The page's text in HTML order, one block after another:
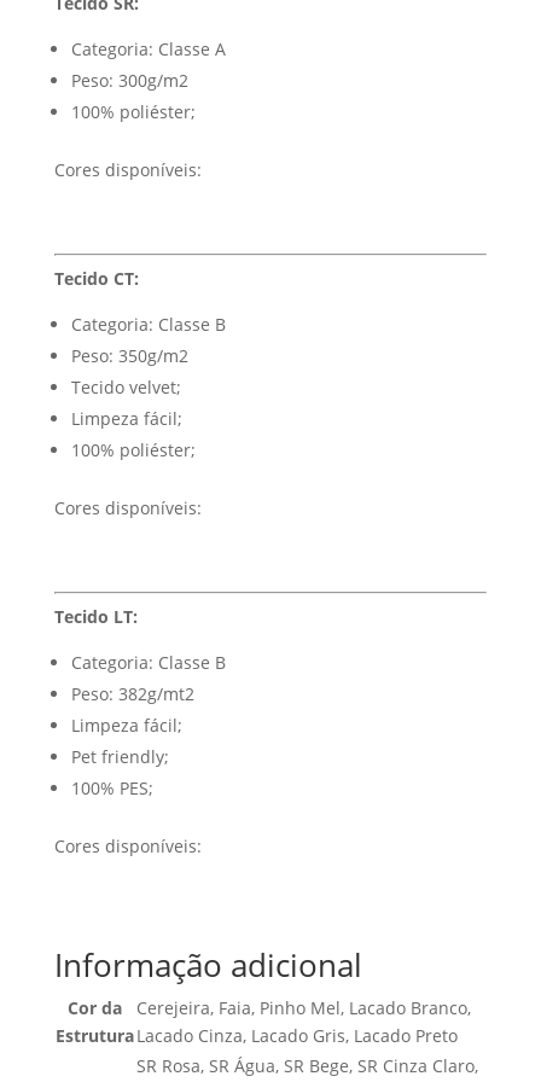
Categoria: Classe A
Peso: 300g/m2
100% poliéster;
Cores disponíveis:
Tecido CT:
Categoria: Classe B
Peso: 350g/m2
Tecido velvet;
Limpeza fácil;
100% poliéster;
Cores disponíveis:
Tecido LT:
Categoria: Classe B
Peso: 382g/mt2
Limpeza fácil;
Pet friendly;
100% PES;
Cores disponíveis:
Informação adicional
Cor da
Estrutura
Cerejeira, Faia, Pinho Mel, Lacado Branco,
Lacado Cinza, Lacado Gris, Lacado Preto
SR Rosa, SR Água, SR Bege, SR Cinza Claro,